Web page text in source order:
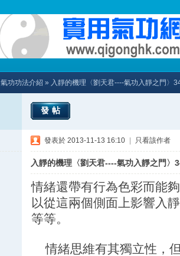
氣功功法介紹 » 入靜的機理〈劉天君----氣功入靜之門〉
發帖
發表於 2013-11-13 16:10 只看該作者
入靜的機理〈劉天君----氣功入靜之門〉
情緒還帶有行為色彩而能
以從這兩個側面上影響入
等等。
情緒思維有其獨立性，